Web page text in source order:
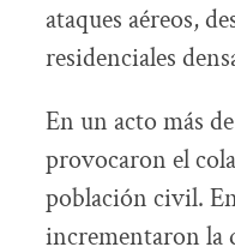
ataques aéreos,
residenciales
En un acto más
provocaron el
población civil.
incrementaron la